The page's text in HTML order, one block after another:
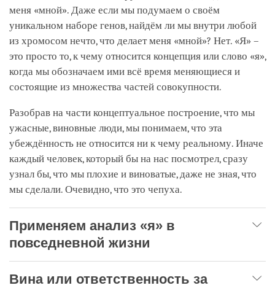
меня «мной». Даже если мы подумаем о своём
уникальном наборе генов, найдём ли мы внутри любой
из хромосом нечто, что делает меня «мной»? Нет. «Я» –
это просто то, к чему относится концепция или слово «я»,
когда мы обозначаем ими всё время меняющиеся и
состоящие из множества частей совокупности.
Разобрав на части концептуальное построение, что мы
ужасные, виновные люди, мы понимаем, что эта
убеждённость не относится ни к чему реальному. Иначе
каждый человек, который бы на нас посмотрел, сразу
узнал бы, что мы плохие и виноватые, даже не зная, что
мы сделали. Очевидно, что это чепуха.
Применяем анализ «я» в
повседневной жизни
Вина или ответственность за